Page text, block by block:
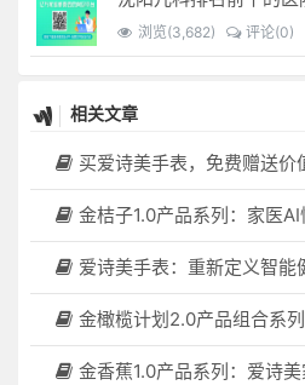
浏览(3,682) 评论(0)
相关文章
买爱诗美手表，免费赠送价值30000元的数智化
金桔子1.0产品系列：家医AI慢病管理项目全国招募区域合伙
爱诗美手表：重新定义智能健康管理
金橄榄计划2.0产品组合系列：健康分布机（健康一体机）+慢病管理系统，可
金香蕉1.0产品系列：爱诗美家医健康分布机，健康一体机，社区服务